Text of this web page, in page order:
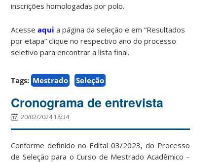
inscrições homologadas por polo.
Acesseaqui a página da seleção e em “Resultados
por etapa” clique no respectivo ano do processo
seletivo para encontrar a lista final.
Tags: Mestrado Seleção
Cronograma de entrevista
20/02/2024 18:34
Conforme definido no Edital 03/2023, do Processo
de Seleção para o Curso de Mestrado Acadêmico –